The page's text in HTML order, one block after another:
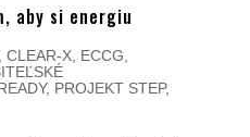
aby si energiu
CLEAR-X, ECCG
, PROJEKT STEP,